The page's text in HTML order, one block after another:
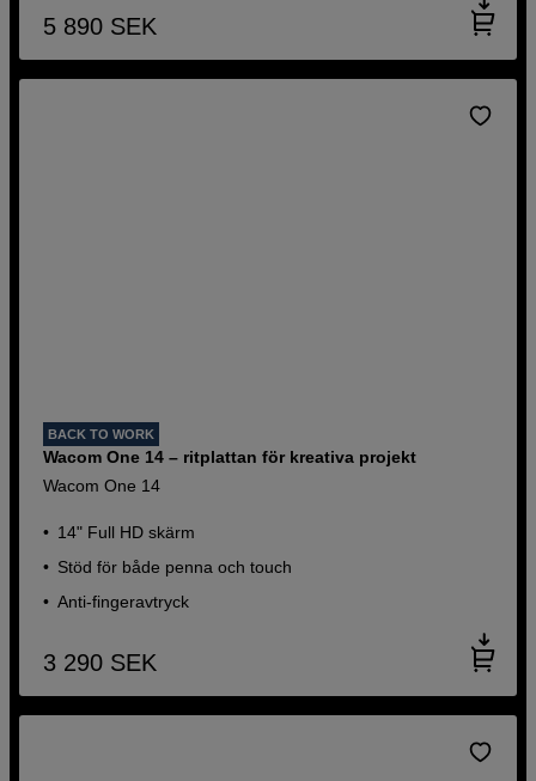
5 890 SEK
BACK TO WORK
Wacom One 14 – ritplattan för kreativa projekt
Wacom One 14
14" Full HD skärm
Stöd för både penna och touch
Anti-fingeravtryck
3 290 SEK